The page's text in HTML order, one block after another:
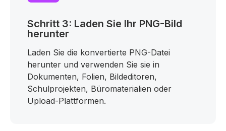
Schritt 3: Laden Sie Ihr PNG-Bild
herunter
Laden Sie die konvertierte PNG-Datei
herunter und verwenden Sie sie in
Dokumenten, Folien, Bildeditoren,
Schulprojekten, Büromaterialien oder
Upload-Plattformen.